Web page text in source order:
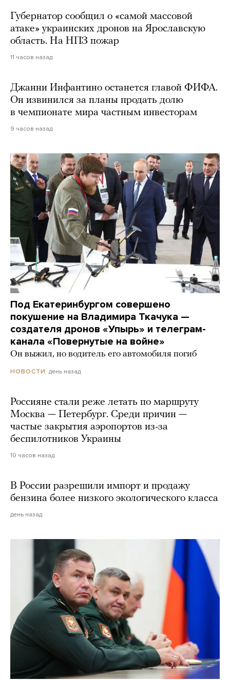
Губернатор сообщил о «самой массовой
атаке» украинских дронов на Ярославскую
область. На НПЗ пожар
11 часов назад
Джанни Инфантино останется главой ФИФА.
Он извинился за планы продать долю
в чемпионате мира частным инвесторам
9 часов назад
Под Екатеринбургом совершено
покушение на Владимира Ткачука —
создателя дронов «Упырь» и телеграм-
канала «Повернутые на войне»
Он выжил, но водитель его автомобиля погиб
НОВОСТИ день назад
Россияне стали реже летать по маршруту
Москва — Петербург. Среди причин —
частые закрытия аэропортов из-за
беспилотников Украины
10 часов назад
В России разрешили импорт и продажу
бензина более низкого экологического класса
день назад